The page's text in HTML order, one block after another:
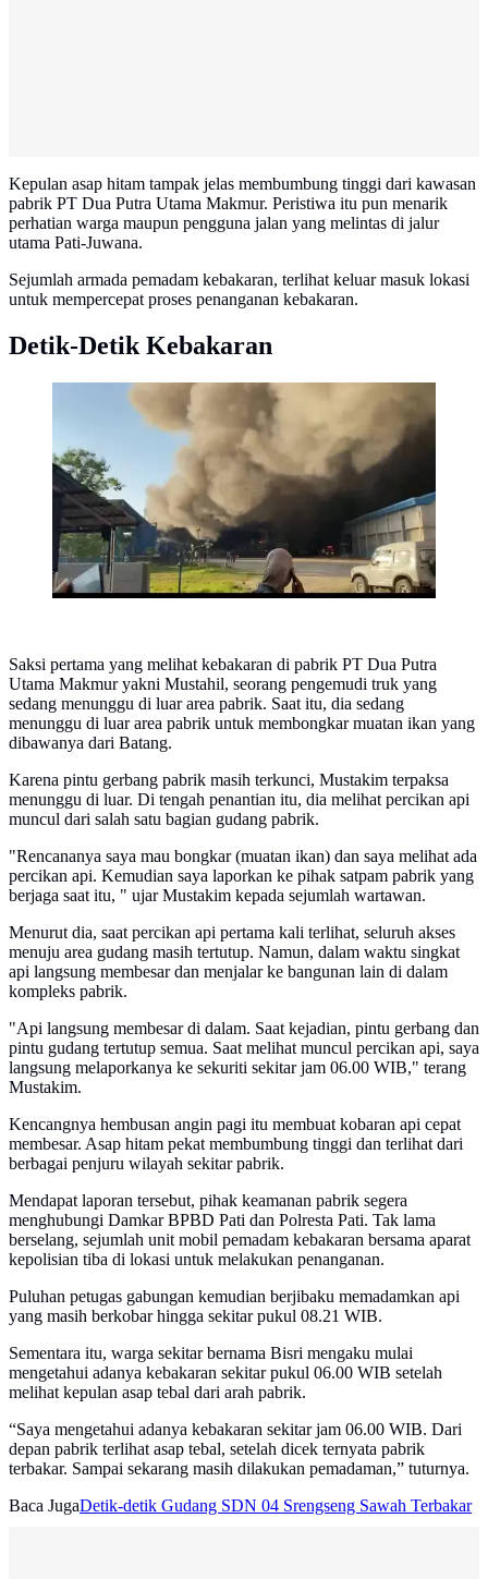
Kepulan asap hitam tampak jelas membumbung tinggi dari kawasan
pabrik PT Dua Putra Utama Makmur. Peristiwa itu pun menarik
perhatian warga maupun pengguna jalan yang melintas di jalur
utama Pati-Juwana.
Sejumlah armada pemadam kebakaran, terlihat keluar masuk lokasi
untuk mempercepat proses penanganan kebakaran.
Detik-Detik Kebakaran
Pabrik Pengolahan Ikan Ekspor di Pati Dilumat
Kobaran Api
Saksi pertama yang melihat kebakaran di pabrik PT Dua Putra
Utama Makmur yakni Mustahil, seorang pengemudi truk yang
sedang menunggu di luar area pabrik. Saat itu, dia sedang
menunggu di luar area pabrik untuk membongkar muatan ikan yang
dibawanya dari Batang.
Karena pintu gerbang pabrik masih terkunci, Mustakim terpaksa
menunggu di luar. Di tengah penantian itu, dia melihat percikan api
muncul dari salah satu bagian gudang pabrik.
"Rencananya saya mau bongkar (muatan ikan) dan saya melihat ada
percikan api. Kemudian saya laporkan ke pihak satpam pabrik yang
berjaga saat itu, " ujar Mustakim kepada sejumlah wartawan.
Menurut dia, saat percikan api pertama kali terlihat, seluruh akses
menuju area gudang masih tertutup. Namun, dalam waktu singkat
api langsung membesar dan menjalar ke bangunan lain di dalam
kompleks pabrik.
"Api langsung membesar di dalam. Saat kejadian, pintu gerbang dan
pintu gudang tertutup semua. Saat melihat muncul percikan api, saya
langsung melaporkanya ke sekuriti sekitar jam 06.00 WIB," terang
Mustakim.
Kencangnya hembusan angin pagi itu membuat kobaran api cepat
membesar. Asap hitam pekat membumbung tinggi dan terlihat dari
berbagai penjuru wilayah sekitar pabrik.
Mendapat laporan tersebut, pihak keamanan pabrik segera
menghubungi Damkar BPBD Pati dan Polresta Pati. Tak lama
berselang, sejumlah unit mobil pemadam kebakaran bersama aparat
kepolisian tiba di lokasi untuk melakukan penanganan.
Puluhan petugas gabungan kemudian berjibaku memadamkan api
yang masih berkobar hingga sekitar pukul 08.21 WIB.
Sementara itu, warga sekitar bernama Bisri mengaku mulai
mengetahui adanya kebakaran sekitar pukul 06.00 WIB setelah
melihat kepulan asap tebal dari arah pabrik.
“Saya mengetahui adanya kebakaran sekitar jam 06.00 WIB. Dari
depan pabrik terlihat asap tebal, setelah dicek ternyata pabrik
terbakar. Sampai sekarang masih dilakukan pemadaman,” tuturnya.
Baca JugaDetik-detik Gudang SDN 04 Srengseng Sawah Terbakar